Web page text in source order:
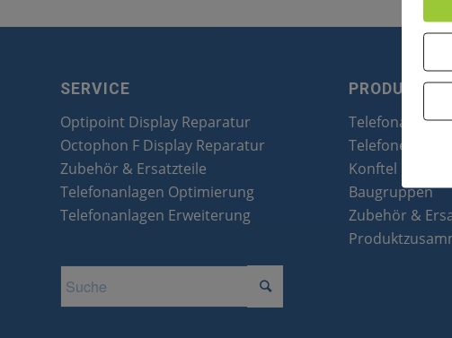
SERVICE
Optipoint Display Reparatur
Octophon F Display Reparatur
Zubehör & Ersatzteile
Telefonanlagen Optimierung
Telefonanlagen Erweiterung
PRODUKTE
Telefonanlagen
Telefone
Konftel
Baugruppen
Zubehör &